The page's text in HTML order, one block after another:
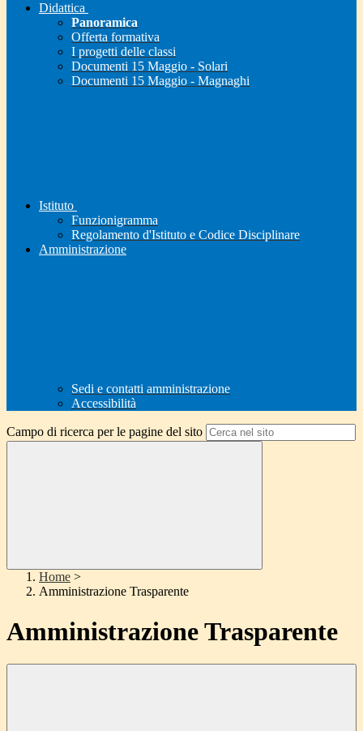
Didattica
Panoramica
Offerta formativa
I progetti delle classi
Documenti 15 Maggio - Solari
Documenti 15 Maggio - Magnaghi
Istituto
Funzionigramma
Regolamento d'Istituto e Codice Disciplinare
Amministrazione
Sedi e contatti amministrazione
Accessibilità
Campo di ricerca per le pagine del sito
Home >
Amministrazione Trasparente
Amministrazione Trasparente